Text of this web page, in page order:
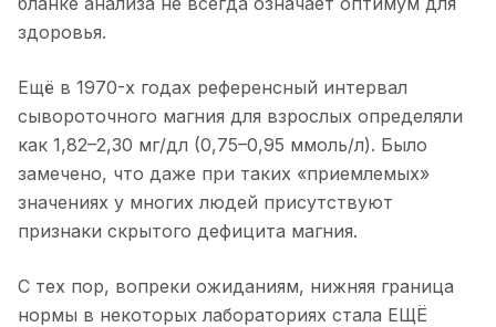
здоровья.
Ещё в 1970-х годах референсный интервал
сывороточного магния для взрослых определяли
как 1,82–2,30 мг/дл (0,75–0,95 ммоль/л). Было
замечено, что даже при таких «приемлемых»
значениях у многих людей присутствуют
признаки скрытого дефицита магния.
С тех пор, вопреки ожиданиям, нижняя граница
нормы в некоторых лабораториях стала ЕЩЁ